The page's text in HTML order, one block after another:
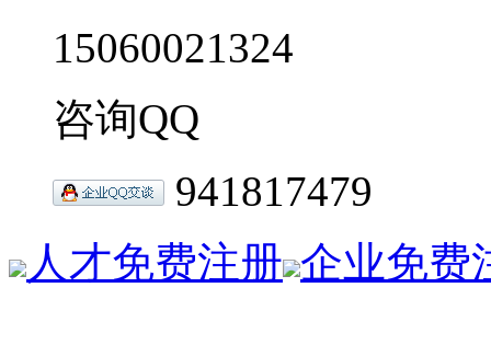
15060021324
咨询QQ
941817479
人才免费注册 企业免费